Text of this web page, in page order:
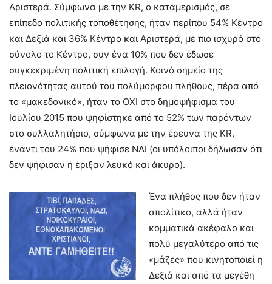
Αριστερά. Σύμφωνα με την ΚR, ο καταμερισμός, σε
επίπεδο πολιτικής τοποθέτησης, ήταν περίπου 54% Κέντρο
και Δεξιά και 36% Κέντρο και Αριστερά, με πιο ισχυρό στο
σύνολο το Κέντρο, συν ένα 10% που δεν έδωσε
συγκεκριμένη πολιτική επιλογή. Κοινό σημείο της
πλειονότητας αυτού του πολύμορφου πλήθους, πέρα από
το «μακεδονικό», ήταν το ΟΧΙ στο δημοψήφισμα του
Ιουλίου 2015 που ψηφίστηκε από το 52% των παρόντων
στο συλλαλητήριο, σύμφωνα με την έρευνα της ΚR,
έναντι του 24% που ψήφισε ΝΑΙ (οι υπόλοιποι δήλωσαν ότι
δεν ψήφισαν ή έριξαν λευκό και άκυρο).
Ένα πλήθος που δεν ήταν
απολίτικο, αλλά ήταν
κομματικά ακέφαλο και
πολύ μεγαλύτερο από τις
«μάζες» που κινητοποιεί η
Δεξιά και από τα μεγέθη